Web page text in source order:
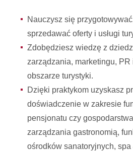
Nauczysz się
sprzedawać oferty i usługi
Zdobędziesz wiedzę z
zarządzania, marketingu,
obszarze turystyki.
Dzięki praktykom uzyskasz
doświadczenie w zakresie
pensjonatu czy
zarządzania gastronomią,
ośrodków sanatoryjnych,